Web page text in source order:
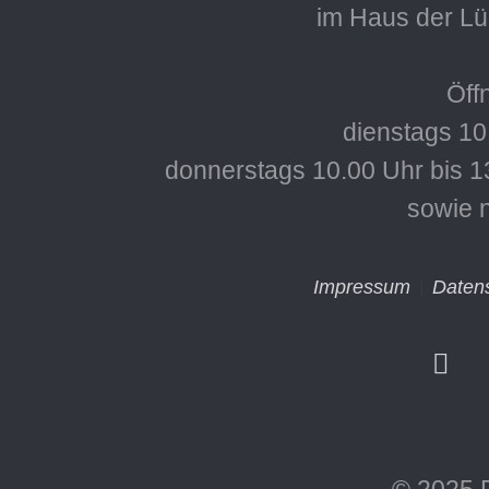
im Haus der
dienstags
donnerstags 10.00 Uhr bis
sowie
Impressum